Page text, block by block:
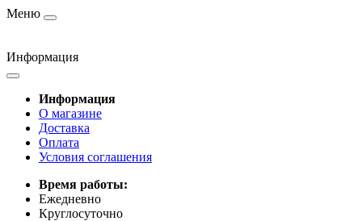
Меню
Информация
Информация
О магазине
Доставка
Оплата
Условия соглашения
Время работы:
Ежедневно
Круглосуточно